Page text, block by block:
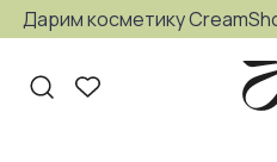
Дарим косметику